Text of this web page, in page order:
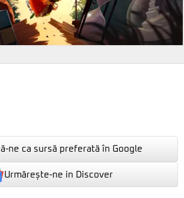
ne ca sursă preferată în Google
Urmărește-ne in Discover